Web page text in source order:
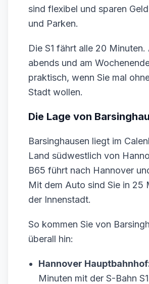
sind flexibel und sparen
und Parken.
Die S1 fährt alle 20 Minuten.
abends und am
praktisch, wenn Sie mal
Stadt wollen.
Die Lage von
Barsinghausen liegt im
Land südwestlich von
B65 führt nach Hannover
Mit dem Auto sind Sie in 25
der Innenstadt.
So kommen Sie von
überall hin:
Hannover
Minuten mit der S-Bahn